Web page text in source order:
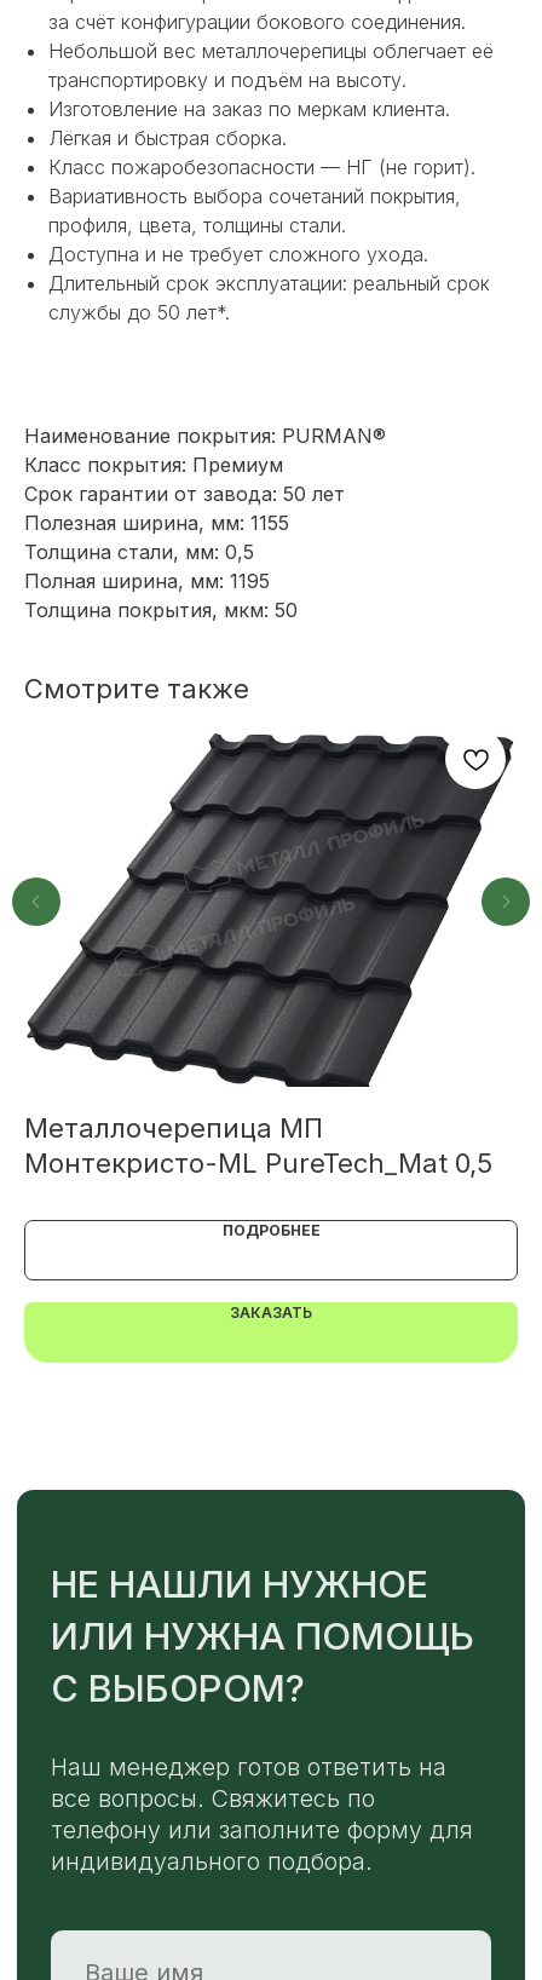
за счёт конфигурации бокового соединения.
Небольшой вес металлочерепицы облегчает её
транспортировку и подъём на высоту.
Изготовление на заказ по меркам клиента.
Лёгкая и быстрая сборка.
Класс пожаробезопасности — НГ (не горит).
Вариативность выбора сочетаний покрытия,
профиля, цвета, толщины стали.
Доступна и не требует сложного ухода.
Длительный срок эксплуатации: реальный срок
службы до 50 лет*.
Наименование покрытия: PURMAN®
Класс покрытия: Премиум
Срок гарантии от завода: 50 лет
Полезная ширина, мм: 1155
Толщина стали, мм: 0,5
Полная ширина, мм: 1195
Толщина покрытия, мкм: 50
Смотрите также
Металлочерепица МП
Монтекристо-ML PureTech_Mat 0,5
ПОДРОБНЕЕ
ЗАКАЗАТЬ
НЕ НАШЛИ НУЖНОЕ
ИЛИ НУЖНА ПОМОЩЬ
С ВЫБОРОМ?
+7
ОТПРАВИТЬ
MAX
TELEGRAM